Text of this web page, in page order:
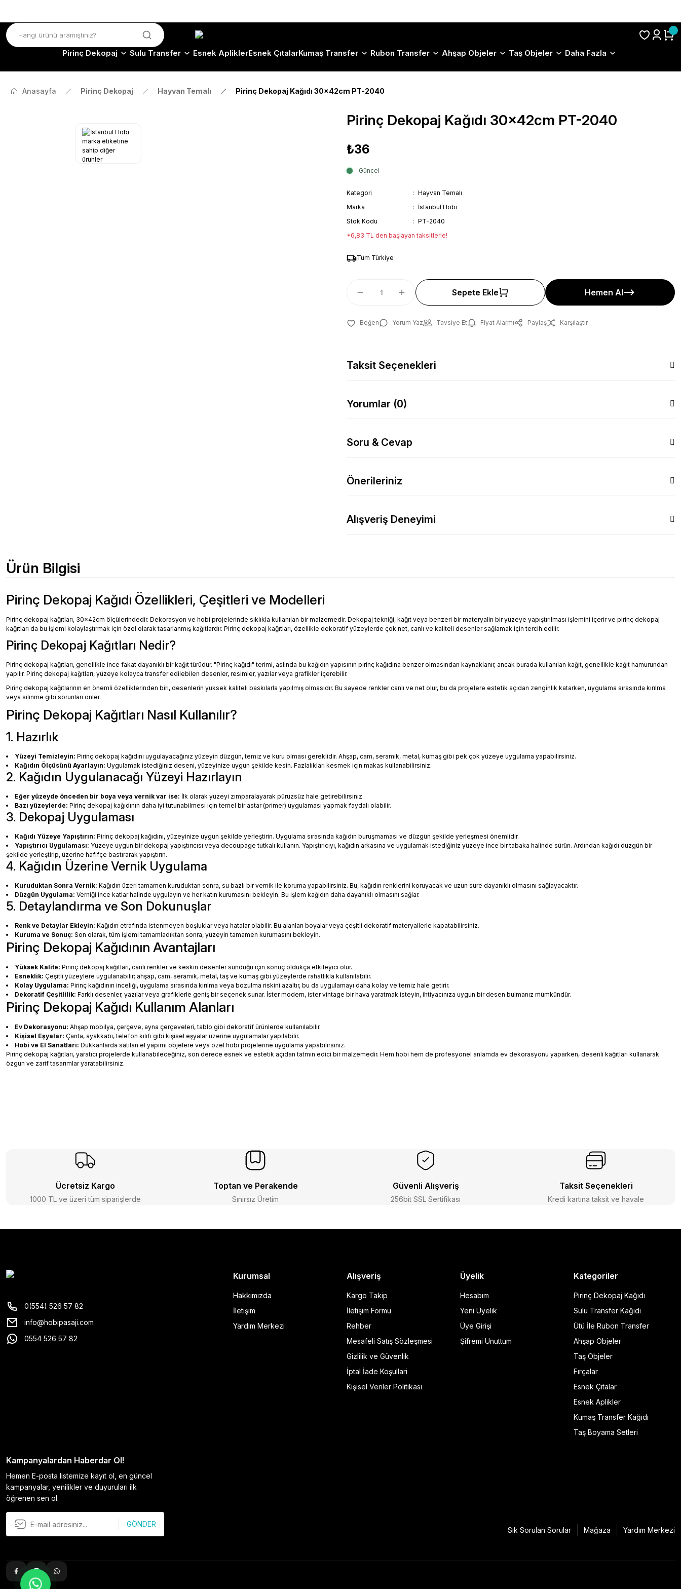
Pirinç Dekopaj Sulu Transfer Esnek ApliklerEsnek ÇıtalarKumaş Transfer Rubon Transfer Ahşap Objeler Taş Objeler Daha Fazla
Anasayfa Pirinç Dekopaj Hayvan Temalı Pirinç Dekopaj Kağıdı 30x42cm PT-2040
Pirinç Dekopaj Kağıdı 30x42cm PT-2040
₺36
Güncel
Kategori
Hayvan Temalı
Marka
İstanbul Hobi
Stok Kodu
PT-2040
*6,83 TL den başlayan taksitlerle!
Tüm Türkiye
Sepete Ekle Hemen Al
Yorum Yaz Tavsiye Et Fiyat Alarmı Paylaş Karşılaştır
Taksit Seçenekleri
Yorumlar (0)
Soru & Cevap
Önerileriniz
Alışveriş Deneyimi
Ürün Bilgisi
Pirinç Dekopaj Kağıdı Özellikleri, Çeşitleri ve Modelleri
Pirinç dekopaj kağıtları, 30x42cm ölçülerindedir. Dekorasyon ve hobi projelerinde sıklıkla kullanılan bir malzemedir. Dekopaj tekniği, kağıt veya benzeri bir materyalin bir yüzeye yapıştırılması işlemini içerir ve pirinç dekopaj
kağıtları da bu işlemi kolaylaştırmak için özel olarak tasarlanmış kağıtlardır. Pirinç dekopaj kağıtları, özellikle dekoratif yüzeylerde çok net, canlı ve kaliteli desenler sağlamak için tercih edilir.
Pirinç Dekopaj Kağıtları Nedir?
Pirinç dekopaj kağıtları, genellikle ince fakat dayanıklı bir kağıt türüdür. "Pirinç kağıdı" terimi, aslında bu kağıdın yapısının pirinç kağıdına benzer olmasından kaynaklanır, ancak burada kullanılan kağıt, genellikle kağıt hamurundan
yapılır. Pirinç dekopaj kağıtları, yüzeye kolayca transfer edilebilen desenler, resimler, yazılar veya grafikler içerebilir.
Pirinç dekopaj kağıtlarının en önemli özelliklerinden biri, desenlerin yüksek kaliteli baskılarla yapılmış olmasıdır. Bu sayede renkler canlı ve net olur, bu da projelere estetik açıdan zenginlik katarken, uygulama sırasında kırılma
veya silinme gibi sorunları önler.
Pirinç Dekopaj Kağıtları Nasıl Kullanılır?
1. Hazırlık
Yüzeyi Temizleyin: Pirinç dekopaj kağıdını uygulayacağınız yüzeyin düzgün, temiz ve kuru olması gereklidir. Ahşap, cam, seramik, metal, kumaş gibi pek çok yüzeye uygulama yapabilirsiniz.
Kağıdın Ölçüsünü Ayarlayın: Uygulamak istediğiniz deseni, yüzeyinize uygun şekilde kesin. Fazlalıkları kesmek için makas kullanabilirsiniz.
2. Kağıdın Uygulanacağı Yüzeyi Hazırlayın
Eğer yüzeyde önceden bir boya veya vernik var ise: İlk olarak yüzeyi zımparalayarak pürüzsüz hale getirebilirsiniz.
Bazı yüzeylerde: Pirinç dekopaj kağıdının daha iyi tutunabilmesi için temel bir astar (primer) uygulaması yapmak faydalı olabilir.
3. Dekopaj Uygulaması
Kağıdı Yüzeye Yapıştırın: Pirinç dekopaj kağıdını, yüzeyinize uygun şekilde yerleştirin. Uygulama sırasında kağıdın buruşmaması ve düzgün şekilde yerleşmesi önemlidir.
Yapıştırıcı Uygulaması: Yüzeye uygun bir dekopaj yapıştırıcısı veya decoupage tutkalı kullanın. Yapıştırıcıyı, kağıdın arkasına ve uygulamak istediğiniz yüzeye ince bir tabaka halinde sürün. Ardından kağıdı düzgün bir
şekilde yerleştirip, üzerine hafifçe bastırarak yapıştırın.
4. Kağıdın Üzerine Vernik Uygulama
Kuruduktan Sonra Vernik: Kağıdın üzeri tamamen kuruduktan sonra, su bazlı bir vernik ile koruma yapabilirsiniz. Bu, kağıdın renklerini koruyacak ve uzun süre dayanıklı olmasını sağlayacaktır.
Düzgün Uygulama: Verniği ince katlar halinde uygulayın ve her katın kurumasını bekleyin. Bu işlem kağıdın daha dayanıklı olmasını sağlar.
5. Detaylandırma ve Son Dokunuşlar
Renk ve Detaylar Ekleyin: Kağıdın etrafında istenmeyen boşluklar veya hatalar olabilir. Bu alanları boyalar veya çeşitli dekoratif materyallerle kapatabilirsiniz.
Kuruma ve Sonuç: Son olarak, tüm işlemi tamamladıktan sonra, yüzeyin tamamen kurumasını bekleyin.
Pirinç Dekopaj Kağıdının Avantajları
Yüksek Kalite: Pirinç dekopaj kağıtları, canlı renkler ve keskin desenler sunduğu için sonuç oldukça etkileyici olur.
Esneklik: Çeşitli yüzeylere uygulanabilir; ahşap, cam, seramik, metal, taş ve kumaş gibi yüzeylerde rahatlıkla kullanılabilir.
Kolay Uygulama: Pirinç kağıdının inceliği, uygulama sırasında kırılma veya bozulma riskini azaltır, bu da uygulamayı daha kolay ve temiz hale getirir.
Dekoratif Çeşitlilik: Farklı desenler, yazılar veya grafiklerle geniş bir seçenek sunar. İster modern, ister vintage bir hava yaratmak isteyin, ihtiyacınıza uygun bir desen bulmanız mümkündür.
Pirinç Dekopaj Kağıdı Kullanım Alanları
Ev Dekorasyonu: Ahşap mobilya, çerçeve, ayna çerçeveleri, tablo gibi dekoratif ürünlerde kullanılabilir.
Kişisel Eşyalar: Çanta, ayakkabı, telefon kılıfı gibi kişisel eşyalar üzerine uygulamalar yapılabilir.
Hobi ve El Sanatları: Dükkanlarda satılan el yapımı objelere veya özel hobi projelerine uygulama yapabilirsiniz.
Pirinç dekopaj kağıtları, yaratıcı projelerde kullanabileceğiniz, son derece esnek ve estetik açıdan tatmin edici bir malzemedir. Hem hobi hem de profesyonel anlamda ev dekorasyonu yaparken, desenli kağıtları kullanarak
özgün ve zarif tasarımlar yaratabilirsiniz.
Ücretsiz Kargo
1000 TL ve üzeri tüm siparişlerde
Toptan ve Perakende
Sınırsız Üretim
Güvenli Alışveriş
256bit SSL Sertifikası
Taksit Seçenekleri
Kredi kartına taksit ve havale
0(554) 526 57 82
info@hobipasaji.com
0554 526 57 82
Kurumsal
Hakkımızda
İletişim
Yardım Merkezi
Alışveriş
Kargo Takip
İletişim Formu
Rehber
Mesafeli Satış Sözleşmesi
Gizlilik ve Güvenlik
İptal İade Koşullari
Kişisel Veriler Politikası
Üyelik
Hesabım
Yeni Üyelik
Üye Girişi
Şifremi Unuttum
Kategoriler
Pirinç Dekopaj Kağıdı
Sulu Transfer Kağıdı
Ütü İle Rubon Transfer
Ahşap Objeler
Taş Objeler
Fırçalar
Esnek Çıtalar
Esnek Aplikler
Kumaş Transfer Kağıdı
Taş Boyama Setleri
Kampanyalardan Haberdar Ol!
Hemen E-posta listemize kayıt ol, en güncel
kampanyalar, yenilikler ve duyuruları ilk
öğrenen sen ol.
GÖNDER
Sık Sorulan Sorular Mağaza Yardım Merkezi